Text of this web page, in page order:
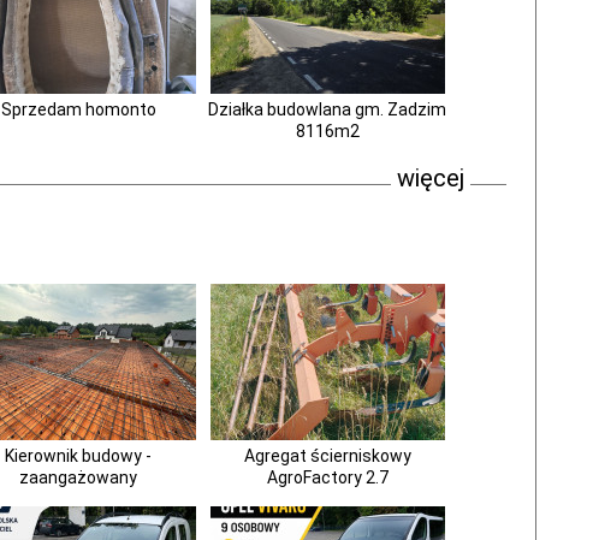
Sprzedam homonto
Działka budowlana gm. Zadzim
8116m2
więcej
Kierownik budowy -
zaangażowany
Agregat ścierniskowy
AgroFactory 2.7